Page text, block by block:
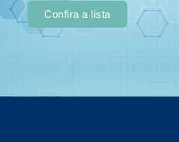
Confira a lista